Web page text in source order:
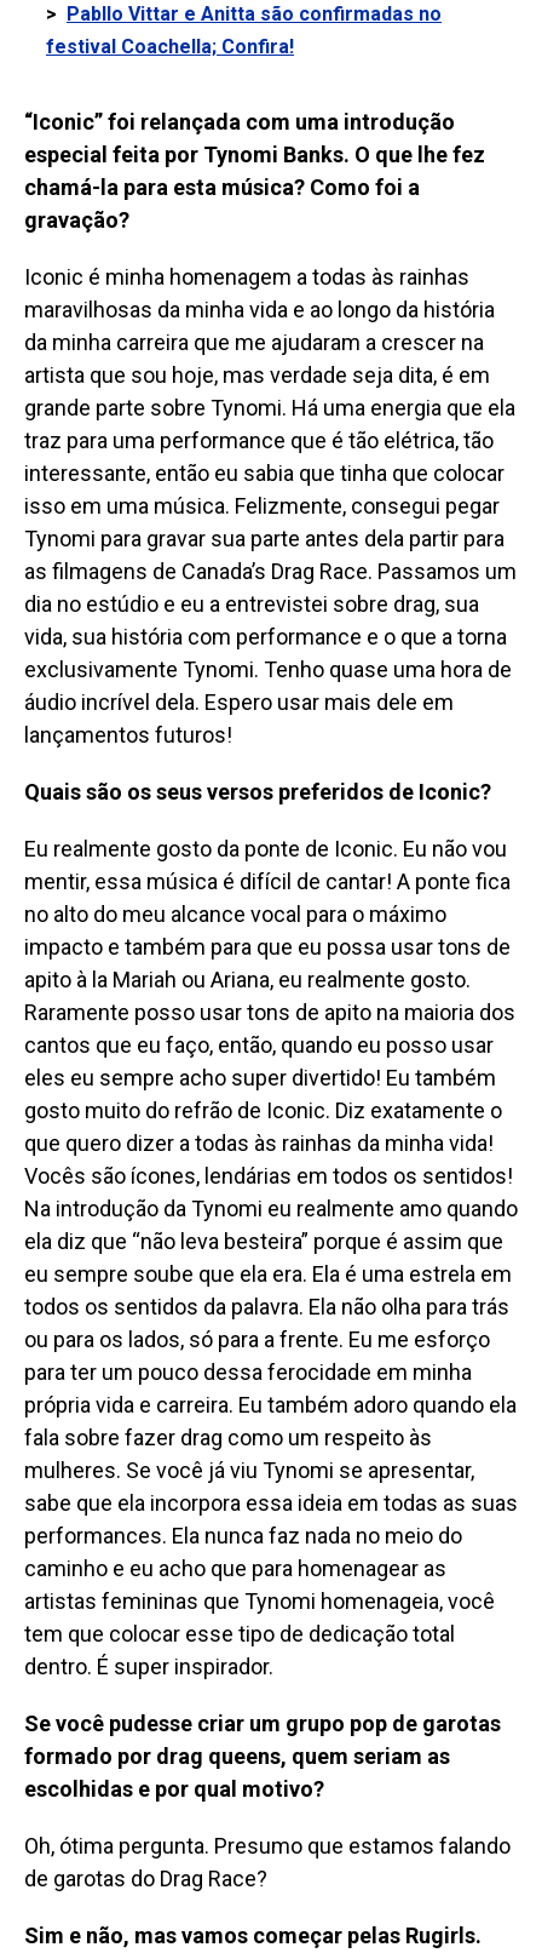
> Pabllo Vittar e Anitta são confirmadas no
festival Coachella; Confira!
“Iconic” foi relançada com uma introdução
especial feita por Tynomi Banks. O que lhe fez
chamá-la para esta música? Como foi a
gravação?
Iconic é minha homenagem a todas às rainhas
maravilhosas da minha vida e ao longo da história
da minha carreira que me ajudaram a crescer na
artista que sou hoje, mas verdade seja dita, é em
grande parte sobre Tynomi. Há uma energia que ela
traz para uma performance que é tão elétrica, tão
interessante, então eu sabia que tinha que colocar
isso em uma música. Felizmente, consegui pegar
Tynomi para gravar sua parte antes dela partir para
as filmagens de Canada’s Drag Race. Passamos um
dia no estúdio e eu a entrevistei sobre drag, sua
vida, sua história com performance e o que a torna
exclusivamente Tynomi. Tenho quase uma hora de
áudio incrível dela. Espero usar mais dele em
lançamentos futuros!
Quais são os seus versos preferidos de Iconic?
Eu realmente gosto da ponte de Iconic. Eu não vou
mentir, essa música é difícil de cantar! A ponte fica
no alto do meu alcance vocal para o máximo
impacto e também para que eu possa usar tons de
apito à la Mariah ou Ariana, eu realmente gosto.
Raramente posso usar tons de apito na maioria dos
cantos que eu faço, então, quando eu posso usar
eles eu sempre acho super divertido! Eu também
gosto muito do refrão de Iconic. Diz exatamente o
que quero dizer a todas às rainhas da minha vida!
Vocês são ícones, lendárias em todos os sentidos!
Na introdução da Tynomi eu realmente amo quando
ela diz que “não leva besteira” porque é assim que
eu sempre soube que ela era. Ela é uma estrela em
todos os sentidos da palavra. Ela não olha para trás
ou para os lados, só para a frente. Eu me esforço
para ter um pouco dessa ferocidade em minha
própria vida e carreira. Eu também adoro quando ela
fala sobre fazer drag como um respeito às
mulheres. Se você já viu Tynomi se apresentar,
sabe que ela incorpora essa ideia em todas as suas
performances. Ela nunca faz nada no meio do
caminho e eu acho que para homenagear as
artistas femininas que Tynomi homenageia, você
tem que colocar esse tipo de dedicação total
dentro. É super inspirador.
Se você pudesse criar um grupo pop de garotas
formado por drag queens, quem seriam as
escolhidas e por qual motivo?
Oh, ótima pergunta. Presumo que estamos falando
de garotas do Drag Race?
Sim e não, mas vamos começar pelas Rugirls.